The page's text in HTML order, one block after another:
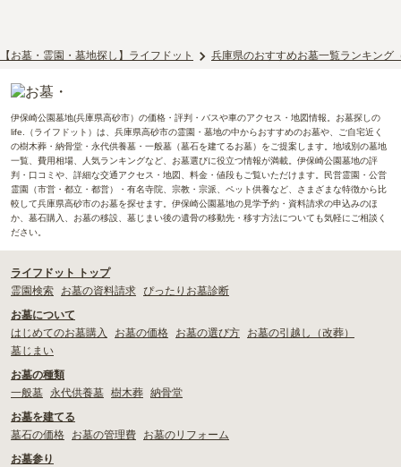
【お墓・霊園・墓地探し】ライフドット 兵庫県のおすすめお墓一覧ランキング
伊保崎公園墓地(兵庫県高砂市）の価格・評判・バスや車のアクセス・地図情報。お墓探しの
life.（ライフドット）は、兵庫県高砂市の霊園・墓地の中からおすすめのお墓や、ご自宅近く
の樹木葬・納骨堂・永代供養墓・一般墓（墓石を建てるお墓）をご提案します。地域別の墓地
一覧、費用相場、人気ランキングなど、お墓選びに役立つ情報が満載。伊保崎公園墓地の評
判・口コミや、詳細な交通アクセス・地図、料金・値段もご覧いただけます。民営霊園・公営
霊園（市営・都立・都営）・有名寺院、宗教・宗派、ペット供養など、さまざまな特徴から比
較して兵庫県高砂市のお墓を探せます。伊保崎公園墓地の見学予約・資料請求の申込みのほ
か、墓石購入、お墓の移設、墓じまい後の遺骨の移動先・移す方法についても気軽にご相談く
ださい。
ライフドット トップ
霊園検索
お墓の資料請求 ぴったりお墓診断
お墓について
はじめてのお墓購入
お墓の価格 お墓の選び方
お墓の引越し（改葬）
墓じまい
お墓の種類
一般墓
永代供養墓 樹木葬 納骨堂
お墓を建てる
墓石の価格
お墓の管理費
お墓のリフォーム
お墓参り